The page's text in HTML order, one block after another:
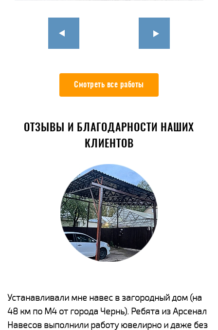
Смотреть все работы
ОТЗЫВЫ И БЛАГОДАРНОСТИ НАШИХ
КЛИЕНТОВ
Устанавливали мне навес в загородный дом (на
48 км по М4 от города Чернь). Ребята из Арсенал
Навесов выполнили работу ювелирно и даже без